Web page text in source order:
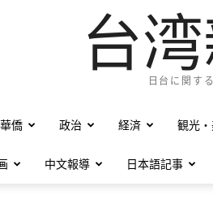
台
日台に関す
華僑 政治 経済 観光
中文報導 日本語記事